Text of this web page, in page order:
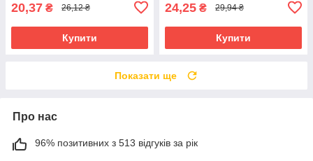
20,37 ₴ 26,12 ₴
Купити
24,25 ₴ 29,94 ₴
Купити
Показати ще
Про нас
96% позитивних з 513 відгуків за рік